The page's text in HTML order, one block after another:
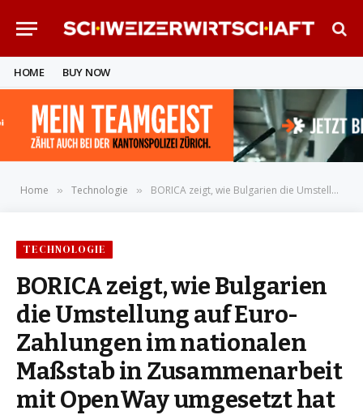
HOME BUY NOW
Home » Technologie » BORICA zeigt, wie Bulgarien die Umstellung auf Euro-Zahlungen im nationalen Maßstab in Zusammenarbeit mit OpenWay umgesetzt hat
TECHNOLOGIE
BORICA zeigt, wie Bulgarien
die Umstellung auf Euro-
Zahlungen im nationalen
Maßstab in Zusammenarbeit
mit OpenWay umgesetzt hat